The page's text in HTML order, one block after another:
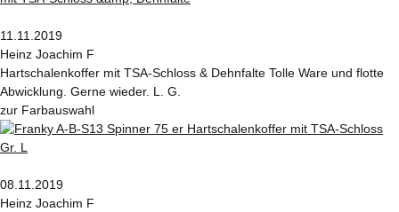
11.11.2019
Heinz Joachim F
Hartschalenkoffer mit TSA-Schloss & Dehnfalte Tolle Ware und flotte
Abwicklung. Gerne wieder. L. G.
zur Farbauswahl
08.11.2019
Heinz Joachim F